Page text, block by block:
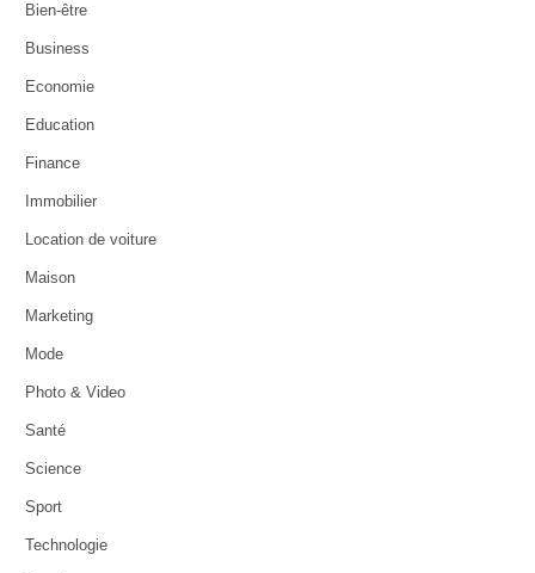
Bien-être
Business
Economie
Education
Finance
Immobilier
Location de voiture
Maison
Marketing
Mode
Photo & Video
Santé
Science
Sport
Technologie